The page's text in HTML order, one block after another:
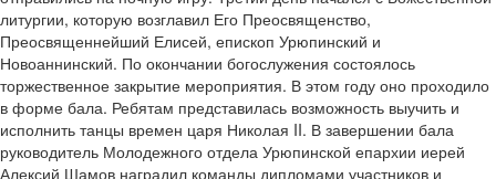
литургии, которую возглавил Его Преосвященство,
Преосвященнейший Елисей, епископ Урюпинский и
Новоаннинский. По окончании богослужения состоялось
торжественное закрытие мероприятия. В этом году оно проходило
в форме бала. Ребятам представилась возможность выучить и
исполнить танцы времен царя Николая II. В завершении бала
руководитель Молодежного отдела Урюпинской епархии иерей
Алексий Шамов наградил команды дипломами участников и